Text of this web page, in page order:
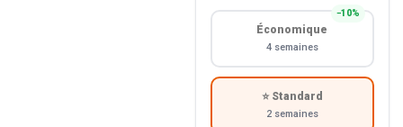
−10%
Économique
4 semaines
⭐ Standard
2 semaines